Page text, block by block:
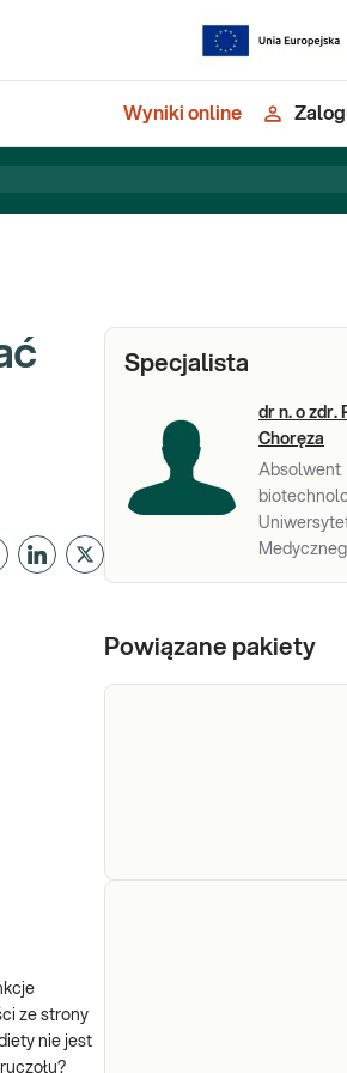
Wyniki online
ze strony
nie jest
Specjalista
dr n. o zdr.
Choręza
Absolwent
Powiązane pakiety